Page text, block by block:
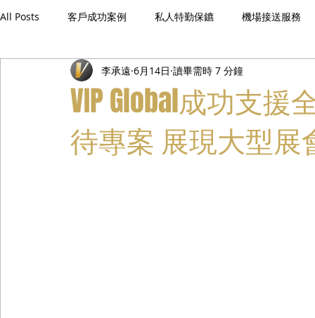
All Posts 客戶成功案例 私人特勤保鑣 機場接送服務
禮遇通關服務 主管專業司機 活動禮賓接待
VIP Global成功支
待專案 展現大型展
李承遠 6月14日 讀畢需時 7 分鐘